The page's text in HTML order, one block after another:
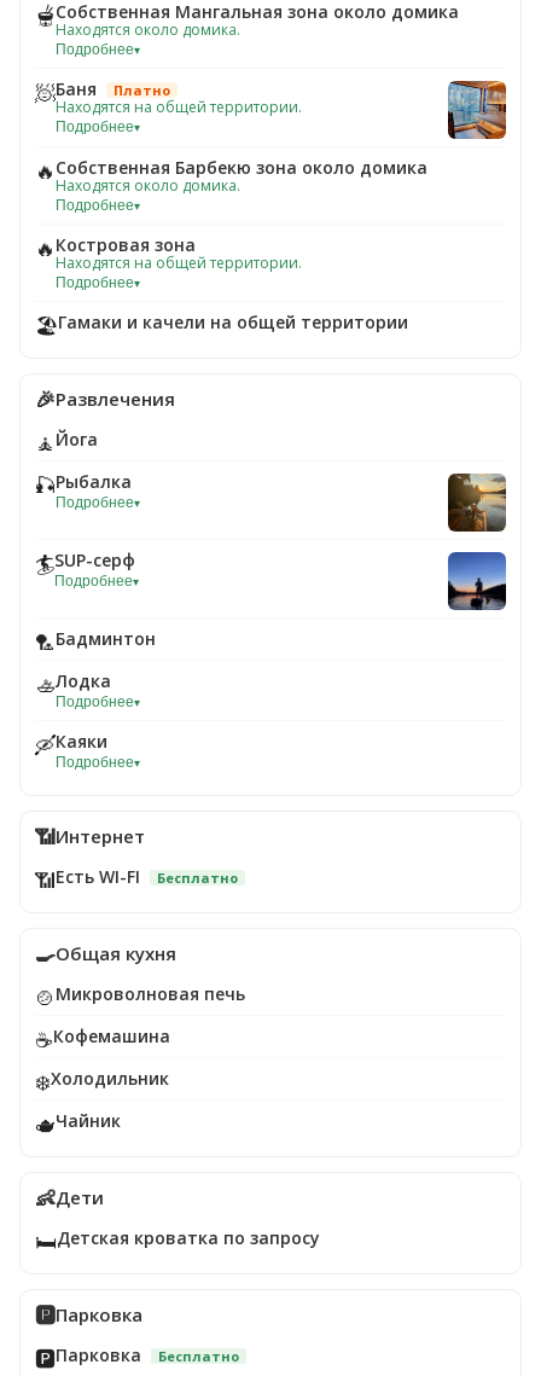
🫕Собственная Мангальная зона около домика
Находятся около домика.
Подробнее▾
🧖Баня Платно
Находятся на общей территории.
Подробнее▾
🔥 Собственная Барбекю зона около домика
Находятся около домика.
Подробнее▾
🔥 Костровая зона
Находятся на общей территории.
Подробнее▾
🏖️Гамаки и качели на общей территории
🎉Развлечения
🧘 Йога
🎣Рыбалка
Подробнее▾
🏄SUP-серф
Подробнее▾
🏸Бадминтон
🚣Лодка
Подробнее▾
🛶Каяки
Подробнее▾
📶Интернет
📶Есть WI-FI Бесплатно
🍳Общая кухня
🍲 Микроволновая печь
☕Кофемашина
❄️Холодильник
🫖Чайник
👶Дети
🛏️Детская кроватка по запросу
🅿️Парковка
🅿️Парковка Бесплатно